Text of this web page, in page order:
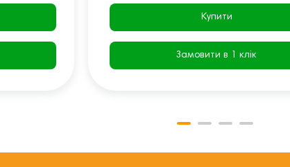
Купити
Замовити в 1 клік